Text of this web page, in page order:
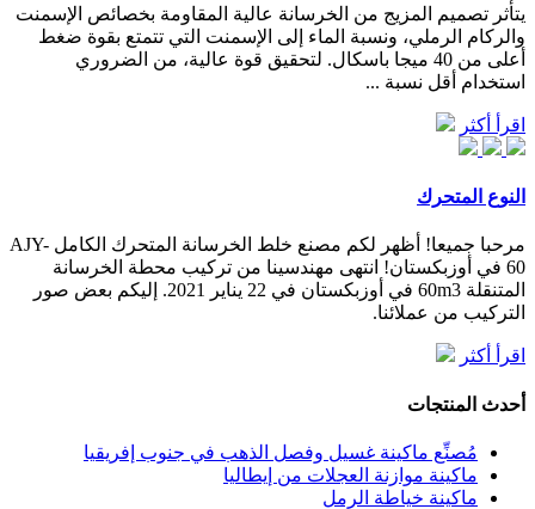
يتأثر تصميم المزيج من الخرسانة عالية المقاومة بخصائص الإسمنت
والركام الرملي، ونسبة الماء إلى الإسمنت التي تتمتع بقوة ضغط
أعلى من 40 ميجا باسكال. لتحقيق قوة عالية، من الضروري
استخدام أقل نسبة ...
اقرأ أكثر
النوع المتحرك
مرحبا جميعا! أظهر لكم مصنع خلط الخرسانة المتحرك الكامل AJY-
60 في أوزبكستان! انتهى مهندسينا من تركيب محطة الخرسانة
المتنقلة 60m3 في أوزبكستان في 22 يناير 2021. إليكم بعض صور
التركيب من عملائنا.
اقرأ أكثر
أحدث المنتجات
مُصنِّع ماكينة غسيل وفصل الذهب في جنوب إفريقيا
ماكينة موازنة العجلات من إيطاليا
ماكينة خياطة الرمل